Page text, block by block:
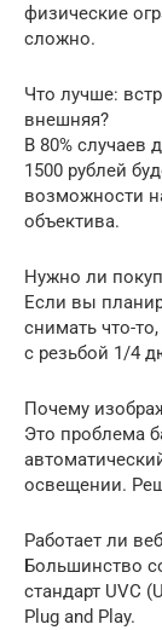
физические
сложно.
Что лучше:
внешняя?
В 80% случаев
1500 рублей
возможности
объектива.
Нужно ли
Если вы
снимать что-
с резьбой 1/4
Почему
Это проблема
освещении.
Работает ли
Большинство
стандарт UVC
Plug and Play.